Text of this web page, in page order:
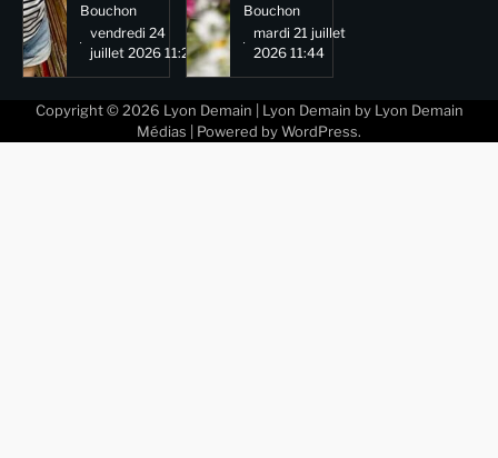
Bouchon
vendredi 24
juillet 2026 11:29
Bouchon
mardi 21 juillet
2026 11:44
Copyright © 2026 Lyon Demain | Lyon Demain by Lyon Demain
Médias | Powered by WordPress.